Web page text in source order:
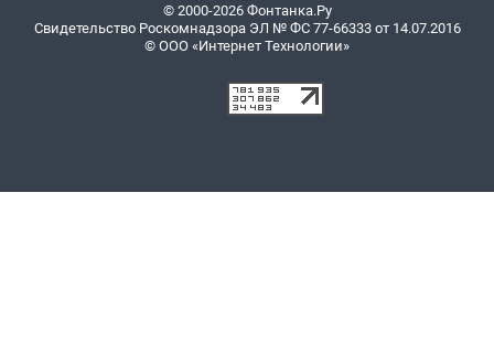
© 2000-2026 Фонтанка.Ру
Свидетельство Роскомнадзора ЭЛ № ФС 77-66333 от 14.07.2016
© ООО «Интернет Технологии»